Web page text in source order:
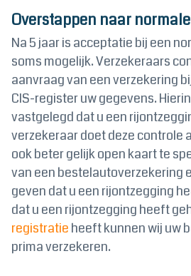
Overstappen naar
Na 5 jaar is acceptatie bij een
soms mogelijk. Verzekeraars
aanvraag van een verzekering
CIS-register uw gegevens.
vastgelegd dat u een
verzekeraar doet deze controle
ook beter gelijk open kaart te
van een bestelautoverzekering
geven dat u een rijontzegging
dat u een rijontzegging heeft
registratie heeft kunnen wij uw
prima verzekeren.